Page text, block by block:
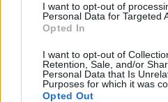
I want to opt-out of
Personal Data for Targeted
Opted In
I want to opt-out of
Retention, Sale, and/or
Personal Data that Is
Purposes for which it was
Opted Out
Iwo